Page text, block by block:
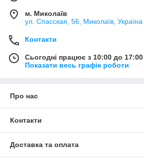
м. Миколаїв
ул. Спасская, 56, Миколаїв, Україна
Контакти
Сьогодні працює з 10:00 до 17:00
Показати весь графік роботи
Про нас
Контакти
Доставка та оплата